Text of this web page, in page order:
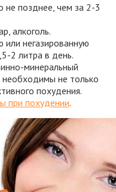
не позднее, чем за 2-3
алкоголь.
или негазированную
2 литра в день.
минеральный
не только
похудения.
при похудении.